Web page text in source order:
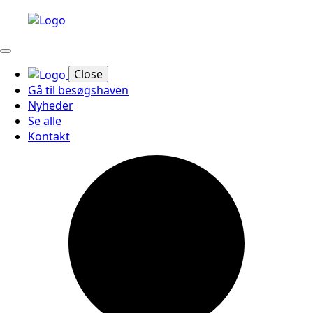
Close
Gå til besøgshaven
Nyheder
Se alle
Kontakt